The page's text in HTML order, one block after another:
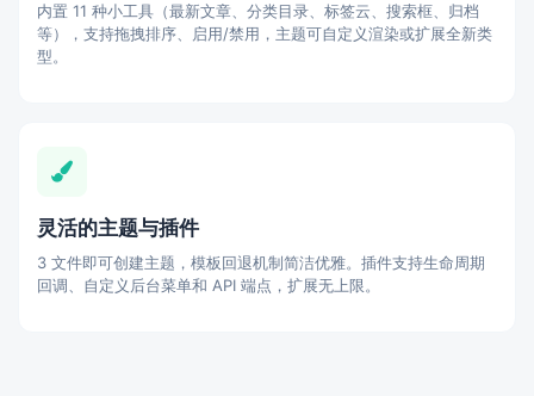
内置 11 种小工具（最新文章、分类目录、标签云、搜索框、归档
等），支持拖拽排序、启用/禁用，主题可自定义渲染或扩展全新类
型。
灵活的主题与插件
3 文件即可创建主题，模板回退机制简洁优雅。插件支持生命周期
回调、自定义后台菜单和 API 端点，扩展无上限。